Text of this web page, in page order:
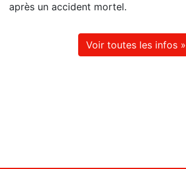
après un accident mortel.
Voir toutes les infos »